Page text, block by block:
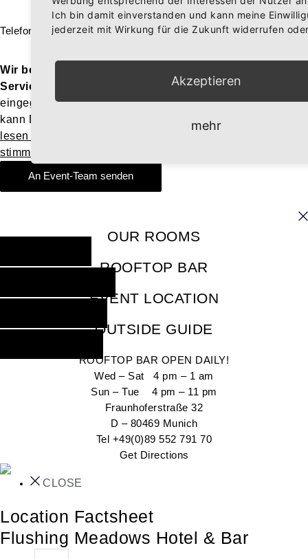
Telefon
Wir benötigen Ihre Zustimmung, um den ReCaptcha-
Service zu laden!
Wir verwenden reCAPTCHA, um Ihre
eingegebenen Informationen zu überprüfen. Dieser Service
kann Daten zu Ihren Aktivitäten sammeln. Bitte
lesen Sie die Details durch
stimmen Sie der Nutzung des Service zu
An Event-Team senden
OUR ROOMS
ROOFTOP BAR
EVENT LOCATION
OUTSIDE GUIDE
ROOFTOP BAR OPEN DAILY!
Wed – Sat 4 pm – 1 am
Sun – Tue 4 pm – 11 pm
Fraunhoferstraße 32
D – 80469 Munich
Tel +49(0)89 552 791 70
Get Directions
CLOSE
Location Factsheet
Flushing Meadows Hotel & Bar
Ich bin damit einverstanden und kann meine
jederzeit mit Wirkung für die Zukunft widerrufen
Akzeptieren
mehr